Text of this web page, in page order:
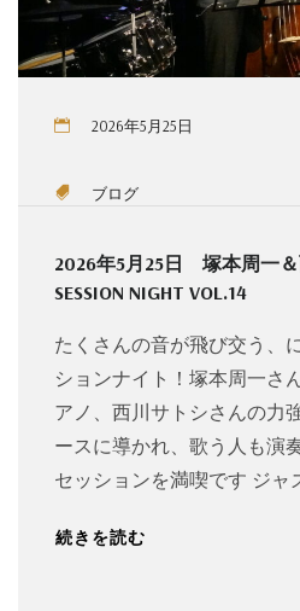
2026年5月25日
ブログ
2026年5月25日 塚本周一
SESSION NIGHT VOL.14
たくさんの音が飛び交う、
ションナイト！塚本周一さ
アノ、西川サトシさんの力
ースに導かれ、歌う人も演
セッションを満喫です ジ
続きを読む